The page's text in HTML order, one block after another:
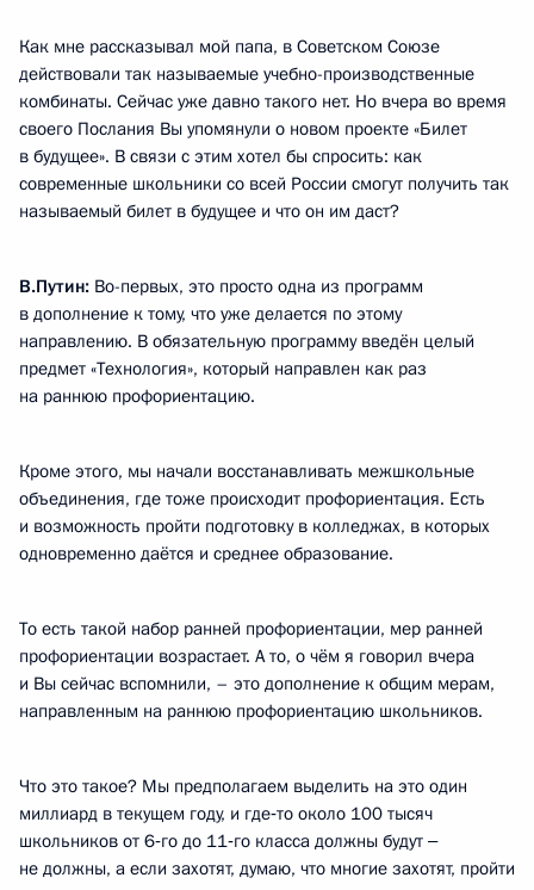
Как мне рассказывал мой папа, в Советском Союзе
действовали так называемые учебно-производственные
комбинаты. Сейчас уже давно такого нет. Но вчера во время
своего Послания Вы упомянули о новом проекте «Билет
в будущее». В связи с этим хотел бы спросить: как
современные школьники со всей России смогут получить так
называемый билет в будущее и что он им даст?
В.Путин: Во-первых, это просто одна из программ
в дополнение к тому, что уже делается по этому
направлению. В обязательную программу введён целый
предмет «Технология», который направлен как раз
на раннюю профориентацию.
Кроме этого, мы начали восстанавливать межшкольные
объединения, где тоже происходит профориентация. Есть
и возможность пройти подготовку в колледжах, в которых
одновременно даётся и среднее образование.
То есть такой набор ранней профориентации, мер ранней
профориентации возрастает. А то, о чём я говорил вчера
и Вы сейчас вспомнили, – это дополнение к общим мерам,
направленным на раннюю профориентацию школьников.
Что это такое? Мы предполагаем выделить на это один
миллиард в текущем году, и где‑то около 100 тысяч
школьников от 6‑го до 11‑го класса должны будут ‒
не должны, а если захотят, думаю, что многие захотят, пройти